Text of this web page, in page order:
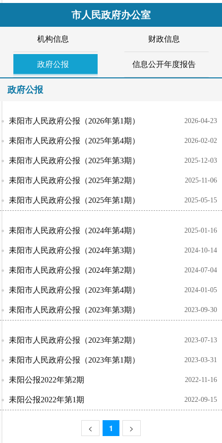
市人民政府办公室
机构信息 财政信息
政府公报 信息公开年度报告
政府公报
2026-04-23
耒阳市人民政府公报（2026年第1期）
2026-02-02
耒阳市人民政府公报（2025年第4期）
2025-12-03
耒阳市人民政府公报（2025年第3期）
2025-11-06
耒阳市人民政府公报（2025年第2期）
2025-05-15
耒阳市人民政府公报（2025年第1期）
2025-01-16
耒阳市人民政府公报（2024年第4期）
2024-10-14
耒阳市人民政府公报（2024年第3期）
2024-07-04
耒阳市人民政府公报（2024年第2期）
2024-01-05
耒阳市人民政府公报（2023年第4期）
2023-09-30
耒阳市人民政府公报（2023年第3期）
2023-07-13
耒阳市人民政府公报（2023年第2期）​
2023-03-31
耒阳市人民政府公报（2023年第1期）
2022-11-16
耒阳公报2022年第2期
2022-09-15
耒阳公报2022年第1期
< 1 >